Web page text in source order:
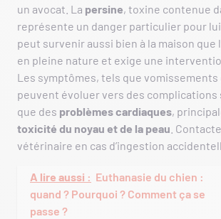
un avocat. La persine, toxine contenue
représente un danger particulier pour
peut survenir aussi bien à la maison que
en pleine nature et exige une
Les symptômes, tels que
peuvent évoluer vers des
que des problèmes cardiaques,
toxicité du noyau et de la peau .
vétérinaire en cas d’ingestion
A lire aussi : Euthanasie du chien :
quand ? Pourquoi ? Comment ça se
passe ?